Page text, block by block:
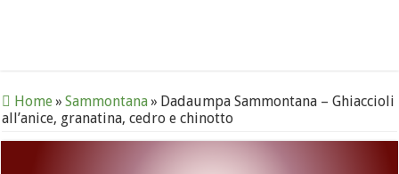
Home» Sammontana» Dadaumpa Sammontana – Ghiaccioli
all’anice, granatina, cedro e chinotto